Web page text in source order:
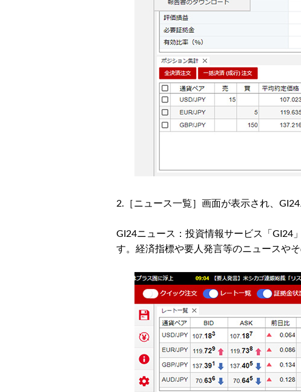
2.［ニュース一覧］画面が表示され、
GI24ニュース：投資情報サービス「GI24
す。経済指標や要人発言等のニュースや